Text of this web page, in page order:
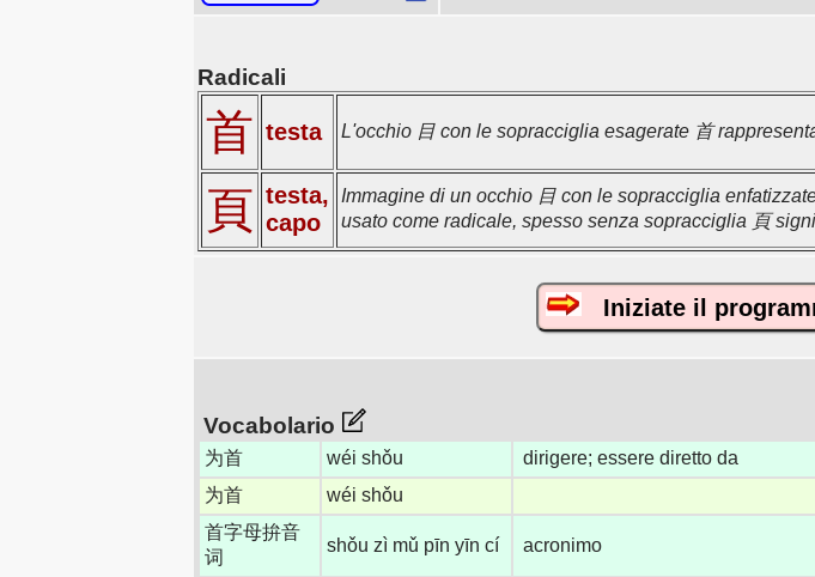
Radicali
首 testa L'occhio 目 con le sopracciglia esagerate 首
頁 testa,
capo
Immagine di un occhio 目 con le sopracciglia
usato come radicale, spesso senza sopracciglia 頁
Iniziate il
Vocabolario
为首 wéi shǒu
dirigere; essere diretto da
为首
wéi shǒu
首字母拚音
词
shǒu zì mǔ pīn yīn cí acronimo